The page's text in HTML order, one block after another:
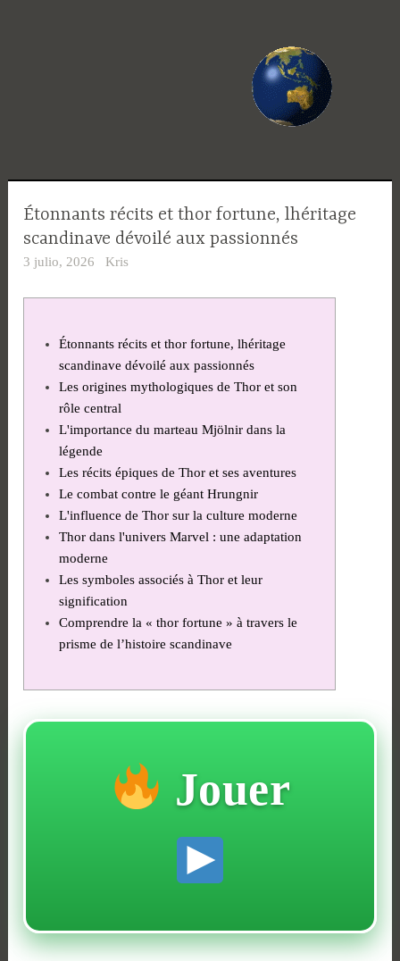
Étonnants récits et thor fortune, lhéritage
scandinave dévoilé aux passionnés
3 julio, 2026 Kris
Étonnants récits et thor fortune, lhéritage
scandinave dévoilé aux passionnés
Les origines mythologiques de Thor et son
rôle central
L'importance du marteau Mjölnir dans la
légende
Les récits épiques de Thor et ses aventures
Le combat contre le géant Hrungnir
L'influence de Thor sur la culture moderne
Thor dans l'univers Marvel : une adaptation
moderne
Les symboles associés à Thor et leur
signification
Comprendre la « thor fortune » à travers le
prisme de l’histoire scandinave
Jouer